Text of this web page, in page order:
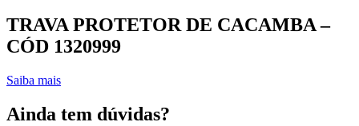
TRAVA PROTETOR DE CACAMBA –
CÓD 1320999
Saiba mais
Ainda tem dúvidas?